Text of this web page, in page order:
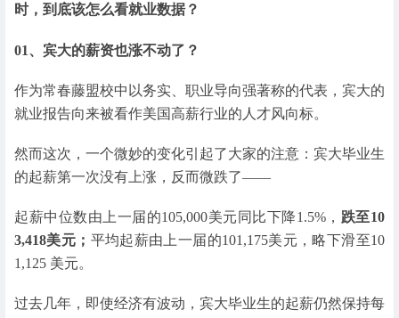
时，到底该怎么看就业数据？
01、 宾大的薪资也涨不动了？
作为常春藤盟校中以务实、职业导向强著称的代表，宾大的
就业报告向来被看作美国高薪行业的人才风向标。
然而这次，一个微妙的变化引起了大家的注意：宾大毕业生
的起薪第一次没有上涨，反而微跌了——
起薪中位数由上一届的105,000美元同比下降1.5%， 跌至10
3,418美元； 平均起薪由上一届的101,175美元，略下滑至10
1,125 美元。
过去几年，即使经济有波动，宾大毕业生的起薪仍然保持每